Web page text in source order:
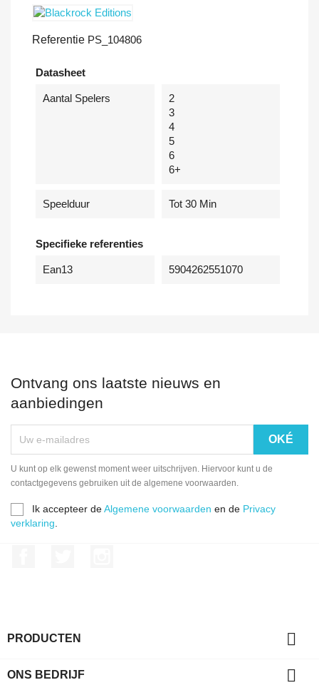
Referentie PS_104806
Datasheet
Aantal Spelers
2
3
4
5
6
6+
Speelduur Tot 30 Min
Specifieke referenties
Ean13 5904262551070
Ontvang ons laatste nieuws en
aanbiedingen
U kunt op elk gewenst moment weer uitschrijven. Hiervoor kunt u de
contactgegevens gebruiken uit de algemene voorwaarden.
Ik accepteer deAlgemene voorwaarden en de Privacy
verklaring
PRODUCTEN 
ONS BEDRIJF 